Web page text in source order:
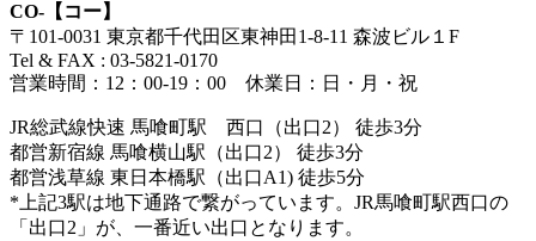
CO-【コー】
〒101-0031 東京都千代田区東神田1-8-11 森波ビル１F
Tel & FAX : 03-5821-0170
営業時間：12：00-19：00 休業日：日・月・祝
JR総武線快速 馬喰町駅 西口（出口2） 徒歩3分
都営新宿線 馬喰横山駅（出口2） 徒歩3分
都営浅草線 東日本橋駅（出口A1) 徒歩5分
*上記3駅は地下通路で繋がっています。JR馬喰町駅西口の
「出口2」が、一番近い出口となります。